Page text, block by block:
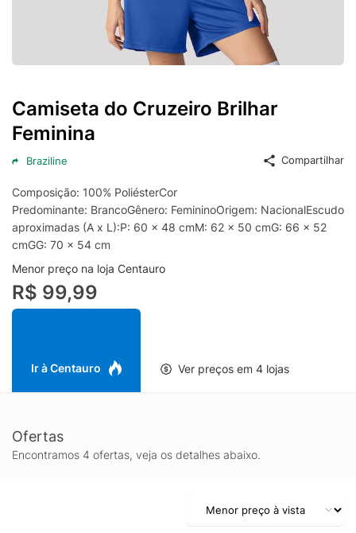
Camiseta do Cruzeiro Brilhar
Feminina
Braziline Compartilhar
Composição: 100% PoliésterCor
Predominante: BrancoGênero: FemininoOrigem:
aproximadas (A x L):P: 60 x 48 cmM: 62 x 50 cmG: 66 x 52
cmGG: 70 x 54 cm
Menor preço na loja Centauro
R$ 99,99
Ir à Centauro Ver preços em 4 lojas
Ofertas
Encontramos 4 ofertas, veja os detalhes abaixo.